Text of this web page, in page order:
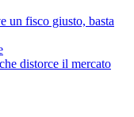
un fisco giusto, basta
distorce il mercato